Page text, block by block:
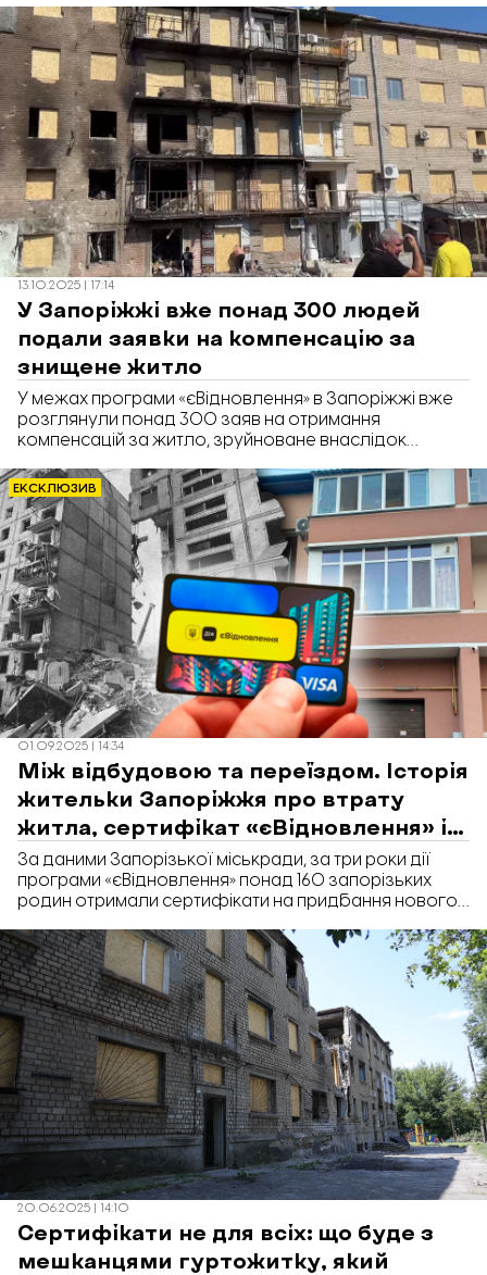
раді.
13.10.2025 | 17:14
У Запоріжжі вже понад 300 людей
подали заявки на компенсацію за
знищене житло
У межах програми «єВідновлення» в Запоріжжі вже
розглянули понад 300 заяв на отримання
компенсацій за житло, зруйноване внаслідок
Про це повідомили у Запорізькій міській раді.
ЕКСКЛЮЗИВ
01.09.2025 | 14:34
Між відбудовою та переїздом. Історія
жительки Запоріжжя про втрату
житла, сертифікат «єВідновлення» і
новий дім
За даними Запорізької міськради, за три роки дії
програми «єВідновлення» понад 160 запорізьких
родин отримали сертифікати на придбання нового
сертифікатів обирають житло саме у Запоріжжі.
Причина – безпекова ситуація в місті, а для багатьох
ще й важкі моральні переживання.
20.06.2025 | 14:10
Сертифікати не для всіх: що буде з
мешканцями гуртожитку, який